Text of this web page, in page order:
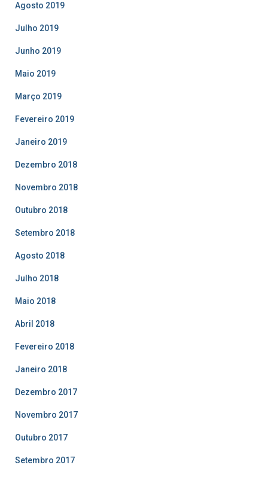
Agosto 2019
Julho 2019
Junho 2019
Maio 2019
Março 2019
Fevereiro 2019
Janeiro 2019
Dezembro 2018
Novembro 2018
Outubro 2018
Setembro 2018
Agosto 2018
Julho 2018
Maio 2018
Abril 2018
Fevereiro 2018
Janeiro 2018
Dezembro 2017
Novembro 2017
Outubro 2017
Setembro 2017